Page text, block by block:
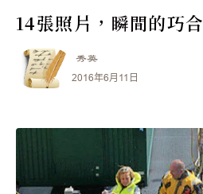
14張照片，瞬間的巧合
秀英
2016年6月11日